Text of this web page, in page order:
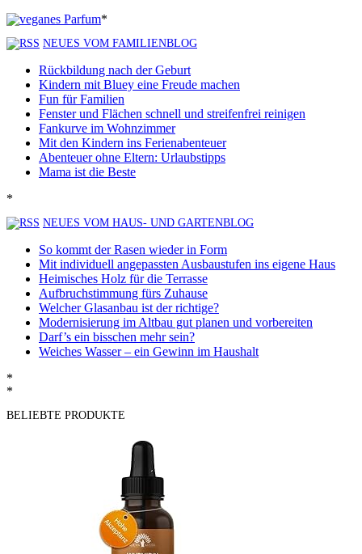
*
NEUES VOM FAMILIENBLOG
Rückbildung nach der Geburt
Kindern mit Bluey eine Freude machen
Fun für Familien
Fenster und Flächen schnell und streifenfrei reinigen
Fankurve im Wohnzimmer
Mit den Kindern ins Ferienabenteuer
Abenteuer ohne Eltern: Urlaubstipps
Mama ist die Beste
*
NEUES VOM HAUS- UND GARTENBLOG
So kommt der Rasen wieder in Form
Mit individuell angepassten Ausbaustufen ins eigene Haus
Heimisches Holz für die Terrasse
Aufbruchstimmung fürs Zuhause
Welcher Glasanbau ist der richtige?
Modernisierung im Altbau gut planen und vorbereiten
Darf’s ein bisschen mehr sein?
Weiches Wasser – ein Gewinn im Haushalt
*
*
BELIEBTE PRODUKTE